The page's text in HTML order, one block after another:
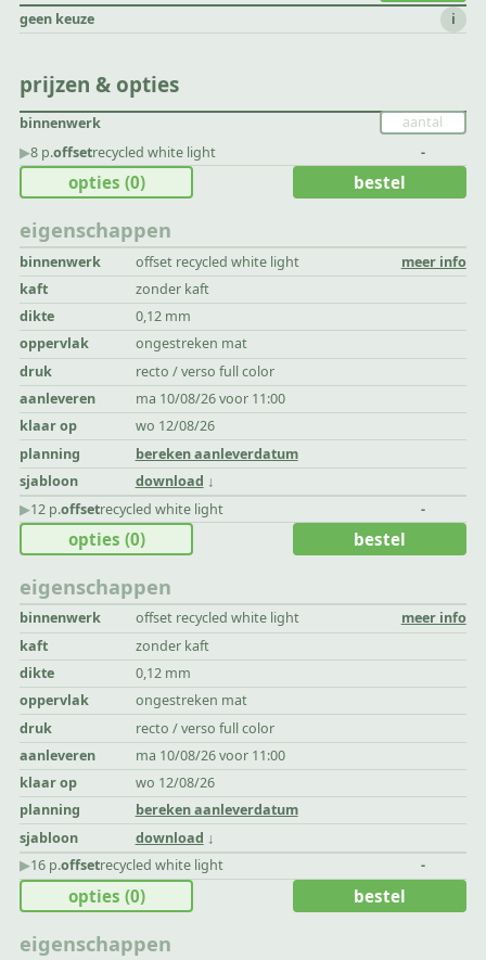
geen keuze i
prijzen & opties
binnenwerk
▶︎8 p.offsetrecycled white light -
eigenschappen
binnenwerk offset recycled white light
meer info
kaft
zonder kaft
dikte
0,12 mm
oppervlak
ongestreken mat
druk
recto / verso full color
aanleveren
ma 10/08/26 voor 11:00
klaar op
wo 12/08/26
planning
bereken aanleverdatum
sjabloon
download
opties (0) bestel
▶︎12 p.offsetrecycled white light -
eigenschappen
binnenwerk offset recycled white light
meer info
kaft
zonder kaft
dikte
0,12 mm
oppervlak
ongestreken mat
druk
recto / verso full color
aanleveren
ma 10/08/26 voor 11:00
klaar op
wo 12/08/26
planning
bereken aanleverdatum
sjabloon
download
opties (0) bestel
▶︎16 p.offsetrecycled white light -
eigenschappen
opties (0) bestel